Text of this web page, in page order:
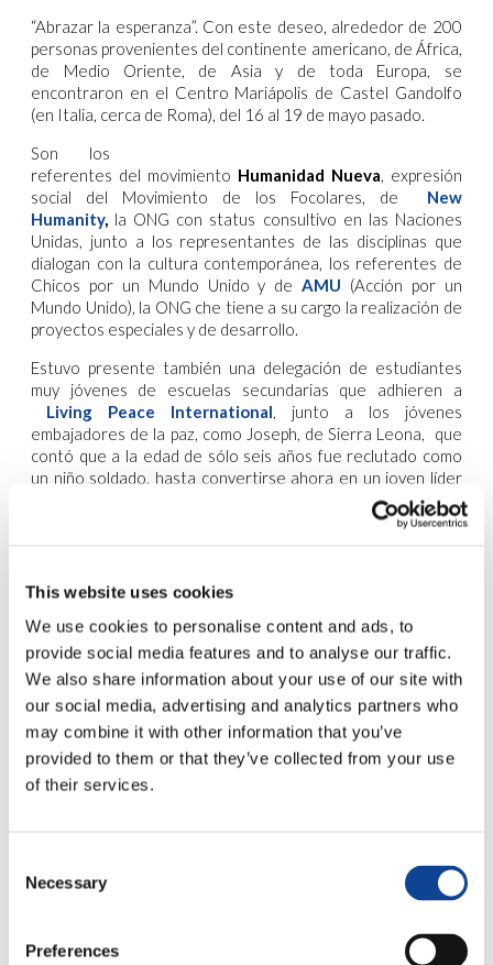
This website uses cookies
We use cookies to personalise content and ads, to
provide social media features and to analyse our traffic.
We also share information about your use of our site with
our social media, advertising and analytics partners who
may combine it with other information that you’ve
provided to them or that they’ve collected from your use
of their services.
Selection
Necessary
Preferences
“Abrazar la esperanza”. Con este deseo, alrededor de 200
personas provenientes del continente americano, de África,
de Medio Oriente, de Asia y de toda Europa, se
encontraron en el Centro Mariápolis de Castel Gandolfo
(en Italia, cerca de Roma), del 16 al 19 de mayo pasado.
Son los
referentes del movimiento Humanidad Nueva, expresión
social del Movimiento de los Focolares, de New
Humanity, la ONG con status consultivo en las Naciones
Unidas, junto a los representantes de las disciplinas que
dialogan con la cultura contemporánea, los referentes de
Chicos por un Mundo Unido y deAMU (Acción por un
Mundo Unido), la ONG che tiene a su cargo la realización de
proyectos especiales y de desarrollo.
Estuvo presente también una delegación de estudiantes
muy jóvenes de escuelas secundarias que adhieren a
Living Peace International, junto a los jóvenes
embajadores de la paz, como Joseph, de Sierra Leona, que
contó que a la edad de sólo seis años fue reclutado como
un niño soldado, hasta convertirse ahora en un joven líder
con características y finalidades propias– trabajan para
ayudar a dar una respuesta concreta a las problemáticas
candentes y a las exigencias del mundo contemporáneo:
“Juntos por la humanidad” es el nombre nuevo que se han
dado. Aceptando la invitación que el Papa dirigió al
Movimiento de los Focolares con ocasión de la audiencia
privada del 7 de diciembre de 2023, que era la de “ser
artesanos de paz en un mundo despedazado por los
conflictos”, han querido dedicar el encuentro justamente a
la paz.
por ámbitos y pasiones. Un recorrido que continuará con el
Genfest de Brasil, en julio próximo, se entrelazará con el
de la ONU en septiembre de 2024 y con
la cita en Nairobi con los jóvenes y las ciudades del mundo,
con ocasión de los 80 años de las Naciones Unidas. Durante